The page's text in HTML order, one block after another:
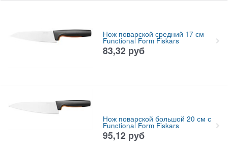
Нож поварской средний 17 см
Functional Form Fiskars
83,32 руб
Нож поварской большой 20 см с
Functional Form Fiskars
95,12 руб